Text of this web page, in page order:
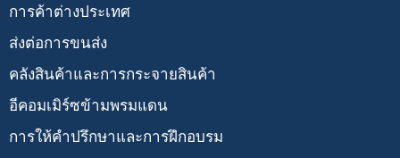
การค้าต่างประเทศ
ส่งต่อการขนส่ง
คลังสินค้าและการกระจายสินค้า
อีคอมเมิร์ซข้ามพรมแดน
การให้คำปรึกษาและการฝึกอบรม